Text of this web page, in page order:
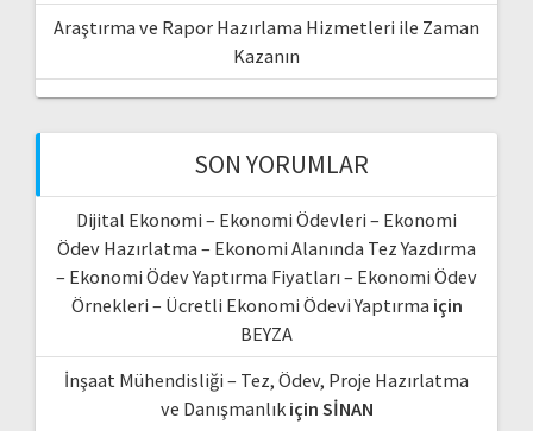
Araştırma ve Rapor Hazırlama Hizmetleri ile Zaman
Kazanın
SON YORUMLAR
Dijital Ekonomi – Ekonomi Ödevleri – Ekonomi
Ödev Hazırlatma – Ekonomi Alanında Tez Yazdırma
– Ekonomi Ödev Yaptırma Fiyatları – Ekonomi Ödev
Örnekleri – Ücretli Ekonomi Ödevi Yaptırma için
BEYZA
İnşaat Mühendisliği – Tez, Ödev, Proje Hazırlatma
ve Danışmanlıkiçin SİNAN